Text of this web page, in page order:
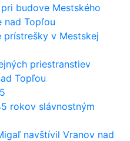
budove Mestského
nad Topľou
prístrešky v Mestskej
priestranstiev
Topľou
rokov slávnostným
navštívil Vranov nad